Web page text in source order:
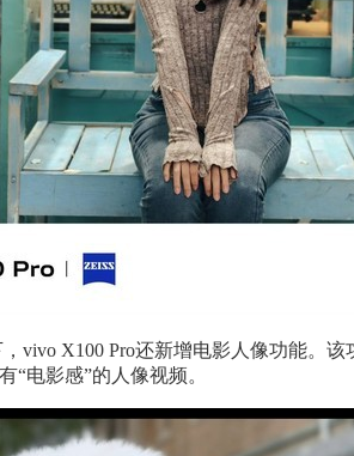
vivo X100 Pro还新增电影人像功能。
“电影感”的人像视频。